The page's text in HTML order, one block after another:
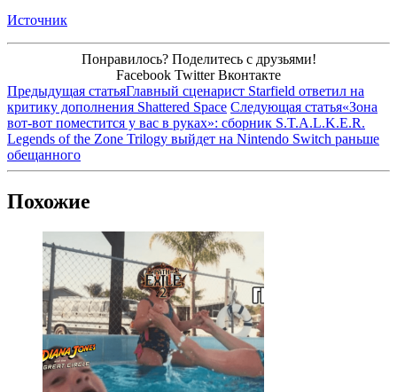
Источник
Понравилось? Поделитесь с друзьями!
Facebook Twitter Вконтакте
Предыдущая статьяГлавный сценарист Starfield ответил на
критику дополнения Shattered Space Следующая статья«Зона
вот-вот поместится у вас в руках»: сборник S.T.A.L.K.E.R.
Legends of the Zone Trilogy выйдет на Nintendo Switch раньше
обещанного
Похожие